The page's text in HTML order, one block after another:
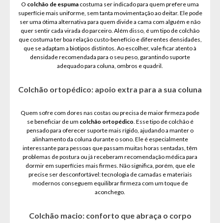
O colchão de espuma costuma ser indicado para quem prefere uma
superfície mais uniforme, sem tanta movimentação ao deitar. Ele pode
ser uma ótima alternativa para quem divide a cama com alguém e não
quer sentir cada virada do parceiro. Além disso, é um tipo de colchão
que costuma ter boa relação custo-benefício e diferentes densidades,
que se adaptam a biotipos distintos. Ao escolher, vale ficar atento à
densidade recomendada para o seu peso, garantindo suporte
adequado para coluna, ombros e quadril.
Colchão ortopédico: apoio extra para a sua coluna
Quem sofre com dores nas costas ou precisa de maior firmeza pode
se beneficiar de um colchão ortopédico. Esse tipo de colchão é
pensado para oferecer suporte mais rígido, ajudando a manter o
alinhamento da coluna durante o sono. Ele é especialmente
interessante para pessoas que passam muitas horas sentadas, têm
problemas de postura ou já receberam recomendação médica para
dormir em superfícies mais firmes. Não significa, porém, que ele
precise ser desconfortável: tecnologia de camadas e materiais
modernos conseguem equilibrar firmeza com um toque de
aconchego.
Colchão macio: conforto que abraça o corpo